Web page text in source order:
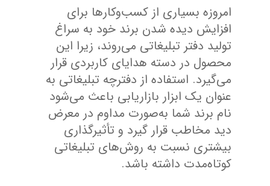
امروزه بسیاری از کسب‌وکارها برای
افزایش دیده شدن برند خود به سراغ
تولید دفتر تبلیغاتی می‌روند، زیرا این
محصول در دسته هدایای کاربردی قرار
می‌گیرد. استفاده از دفترچه تبلیغاتی به
عنوان یک ابزار بازاریابی باعث می‌شود
نام برند شما به‌صورت مداوم در معرض
دید مخاطب قرار گیرد و تأثیرگذاری
بیشتری نسبت به روش‌های تبلیغاتی
کوتاه‌مدت داشته باشد.